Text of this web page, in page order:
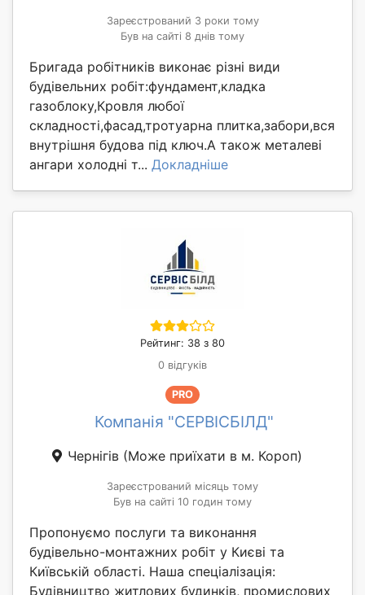
Зареєстрований 3 роки тому
Був на сайті 8 днів тому
Бригада робітників виконає різні види
будівельних робіт:фундамент,кладка
газоблоку,Кровля любої
складності,фасад,тротуарна плитка,забори,вся
внутрішня будова під ключ.А також металеві
ангари холодні т... Докладніше
Рейтинг: 38 з 80
0 відгуків
PRO
Компанія "СЕРВІСБІЛД"
Чернігів (Може приїхати в м. Короп)
Зареєстрований місяць тому
Був на сайті 10 годин тому
Пропонуємо послуги та виконання
будівельно-монтажних робіт у Києві та
Київській області. Наша спеціалізація:
Будівництво житлових будинків, промислових